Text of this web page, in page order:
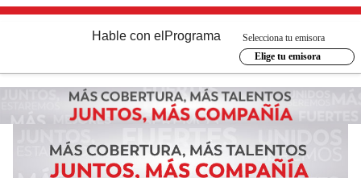
Hable con el Programa
Selecciona tu emisora
Elige tu emisora